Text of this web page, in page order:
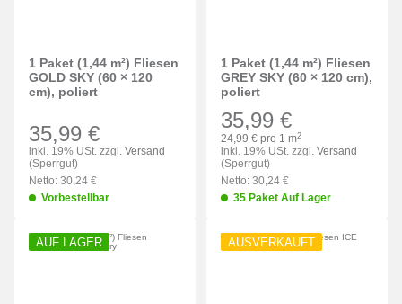
1 Paket (1,44 m²) Fliesen
GOLD SKY (60 × 120
cm), poliert
35,99 €
inkl. 19% USt. zzgl. Versand
(Sperrgut)
Netto: 30,24 €
Vorbestellbar
1 Paket (1,44 m²) Fliesen
GREY SKY (60 × 120 cm),
poliert
35,99 €
24,99 € pro 1 m2
inkl. 19% USt. zzgl. Versand
(Sperrgut)
Netto: 30,24 €
35 Paket Auf Lager
AUF LAGER AUSVERKAUFT